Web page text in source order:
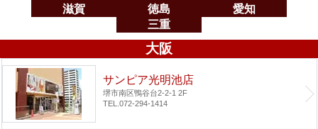
滋賀
徳島
愛知
三重
大阪
サンピア光明池店
堺市南区鴨谷台2-2-1 2F
TEL.072-294-1414